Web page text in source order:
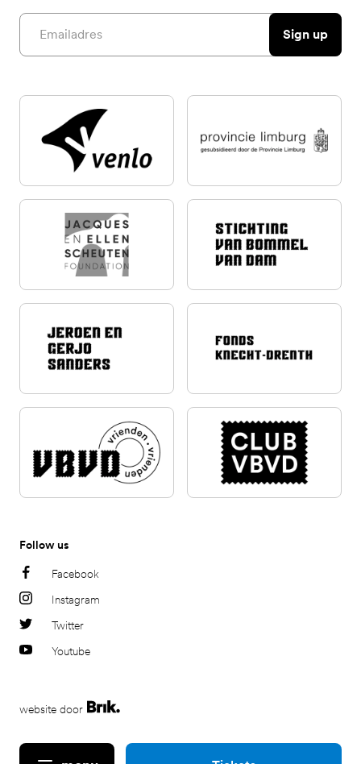
Email address
Sign up
Follow us
Facebook
Instagram
Twitter
Youtube
website door